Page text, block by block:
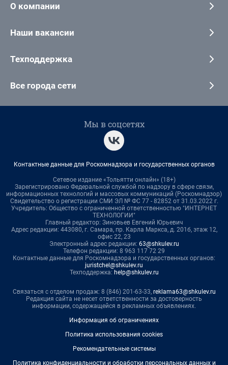
О компании
Наши вакансии
Техподдержка
Все города сети
Мы в соцсетях
Контактные данные для Роскомнадзора и государственных органов
Сетевое издание «Тольятти онлайн» (18+)
Зарегистрировано Федеральной службой по надзору в сфере связи,
информационных технологий и массовых коммуникаций (Роскомнадзор)
Свидетельство о регистрации СМИ ЭЛ № ФС 77 - 82852 от 31.03.2022 г.
Учредитель: Общество с ограниченной ответственностью "ИНТЕРНЕТ
ТЕХНОЛОГИИ"
Главный редактор: Зиновьев Евгений Юрьевич
Адрес редакции: 443080, г. Самара, пр. Карла Маркса, д. 201б, этаж 12,
офис 22, 23
Электронный адрес редакции: 63@shkulev.ru
Телефон редакции: 8 963 117 72 29
Контактные данные для Роскомнадзора и государственных органов:
juristchel@shkulev.ru
Техподдержка: help@shkulev.ru
Связаться с отделом продаж: 8 (846) 201-63-33, reklama63@shkulev.ru
Редакция сайта не несет ответственности за достоверность
информации, содержащейся в рекламных объявлениях.
Информация об ограничениях
Политика использования cookies
Рекомендательные системы
Политика конфиденциальности и обработки персональных данных и